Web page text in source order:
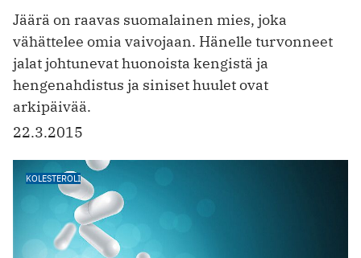
Jäärä on raavas suomalainen mies, joka
vähättelee omia vaivojaan. Hänelle turvonneet
jalat johtunevat huonoista kengistä ja
hengenahdistus ja siniset huulet ovat
arkipäivää.
22.3.2015
KOLESTEROLI